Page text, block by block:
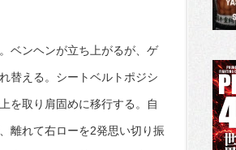
ベンヘンが立ち上がるが、ゲ
替える。シートベルトポジシ
を取り肩固めに移行する。自
離れて右ローを2発思い切り振